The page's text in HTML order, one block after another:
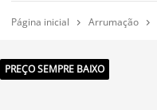
Página inicial  Arrumação 
PREÇO SEMPRE BAIXO